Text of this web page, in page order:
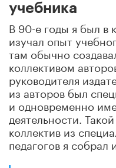
учебника
В 90-е годы я был в
изучал опыт
там обычно
коллективом
руководителя
из авторов был
и одновременно
деятельности.
коллектив из
педагогов я собрал